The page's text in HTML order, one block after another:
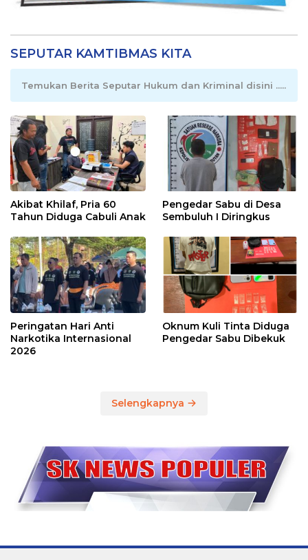
SEPUTAR KAMTIBMAS KITA
Temukan Berita Seputar Hukum dan Kriminal disini .....
Akibat Khilaf, Pria 60
Tahun Diduga Cabuli Anak
Pengedar Sabu di Desa
Sembuluh I Diringkus
Peringatan Hari Anti
Narkotika Internasional
2026
Oknum Kuli Tinta Diduga
Pengedar Sabu Dibekuk
Selengkapnya